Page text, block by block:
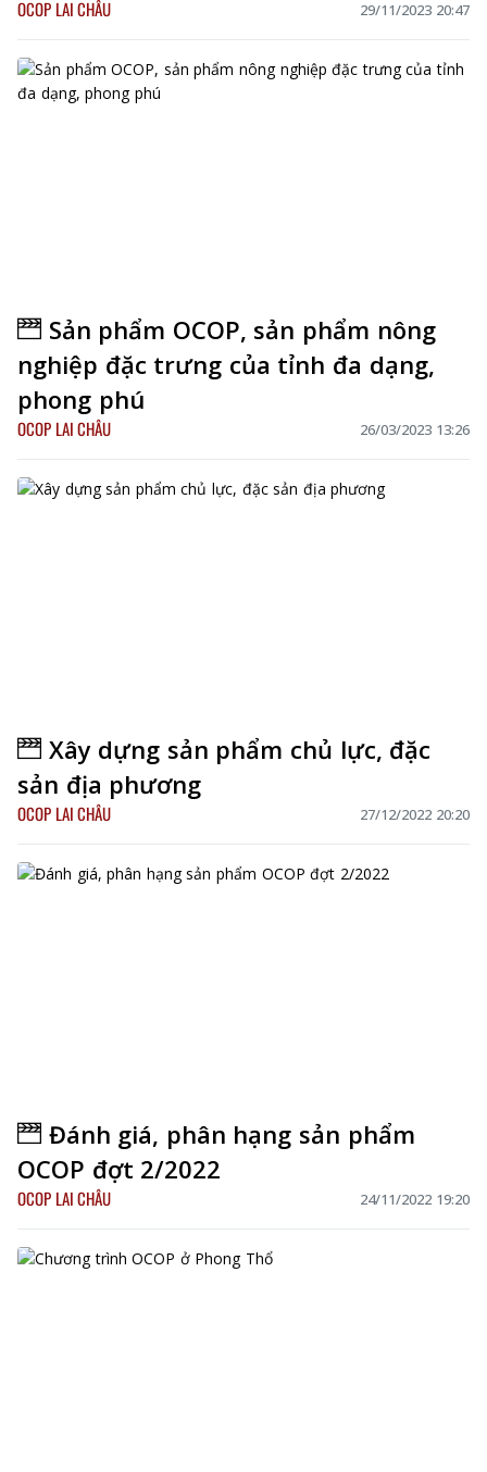
OCOP LAI CHÂU 29/11/2023 20:47
Sản phẩm OCOP, sản phẩm nông
nghiệp đặc trưng của tỉnh đa dạng,
phong phú
OCOP LAI CHÂU 26/03/2023 13:26
Xây dựng sản phẩm chủ lực, đặc
sản địa phương
OCOP LAI CHÂU 27/12/2022 20:20
Đánh giá, phân hạng sản phẩm
OCOP đợt 2/2022
OCOP LAI CHÂU 24/11/2022 19:20